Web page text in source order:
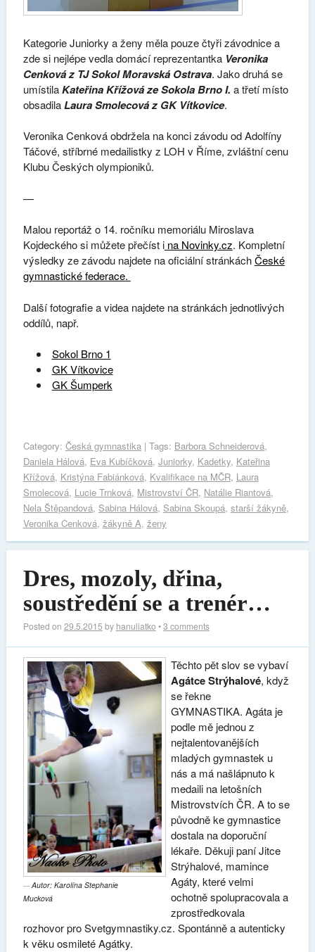
Kategorie Juniorky a ženy měla pouze čtyři závodnice a
zde si nejlépe vedla domácí reprezentantka Veronika
Cenková z TJ Sokol Moravská Ostrava. Jako druhá se
umístilaKateřina Křížová ze Sokola Brno I. a třetí místo
obsadilaLaura Smolecová z GK Vítkovice.
Veronika Cenková obdržela na konci závodu od Adolfíny
Táčové, stříbrné medailistky z LOH v Říme, zvláštní cenu
Klubu Českých olympioniků.
—
Malou reportáž o 14. ročníku memoriálu Miroslava
Kojdeckého si můžete přečíst ina Novinky.cz. Kompletní
výsledky ze závodu najdete na oficiální stránkáchČeské
gymnastické federace.
Další fotografie a videa najdete na stránkách jednotlivých
oddílů, např.
Sokol Brno 1
GK Vítkovice
GK Šumperk
Category: Česká gymnastika| Tags: Barbora Schneiderová,
Daniela Hálová, Eva Kubíčková, Juniorky, Kadetky, Kateřina
Křížová, Kristýna Fabiánková, Kvalifikace na MČR, Laura
Smolecová, Lucie Trnková, Mistrovství ČR, Natálie Riantová,
Nela Štěpandová, Sabina Hálová, Sabina Skoupá, starší žákyně,
Veronika Cenková, žákyně A, ženy
Dres, mozoly, dřina,
soustředění se a trenér…
Posted on 29.5.2015 by hanuliatko •3 comments
Autor: Karolína Stephanie
Mucková
Těchto pět slov se vybaví
Agátce Strýhalové, když
se řekne
GYMNASTIKA. Agáta je
podle mě jednou z
nejtalentovanějších
mladých gymnastek u
nás a má našlápnuto k
medaili na letošních
Mistrovstvích ČR. A to se
původně ke gymnastice
dostala na doporuční
lékaře. Děkuji paní Jitce
Strýhalové, mamince
Agáty, které velmi
ochotně spolupracovala a
zprostředkovala
rozhovor pro Svetgymnastiky.cz. Spontánně a autenticky
k věku osmileté Agátky.